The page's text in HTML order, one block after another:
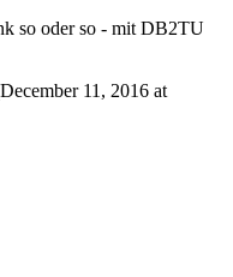
so oder so - mit DB2TU
December 11, 2016 at